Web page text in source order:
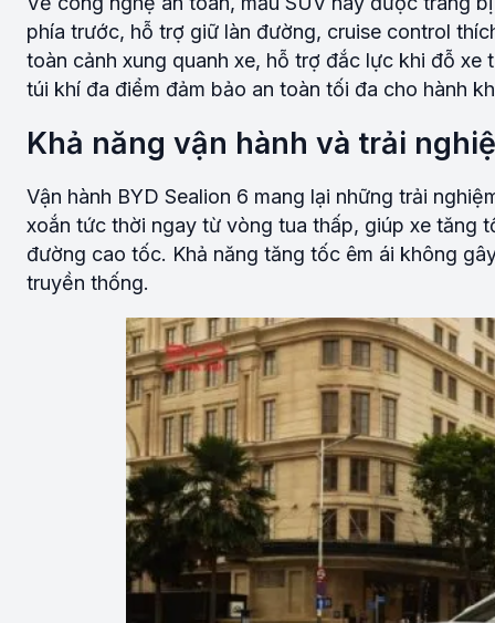
phía trước, hỗ trợ giữ làn đường, cruise control
toàn cảnh xung quanh xe, hỗ trợ đắc lực khi đỗ
túi khí đa điểm đảm bảo an toàn tối đa cho hành
Khả năng vận hành và trải
Vận hành BYD Sealion 6 mang lại những trải
xoắn tức thời ngay từ vòng tua thấp, giúp xe tăng
đường cao tốc. Khả năng tăng tốc êm ái không
truyền thống.